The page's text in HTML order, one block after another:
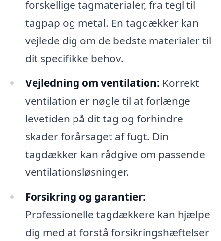
forskellige tagmaterialer, fra tegl til
tagpap og metal. En tagdækker kan
vejlede dig om de bedste materialer til
dit specifikke behov.
Vejledning om ventilation: Korrekt
ventilation er nøgle til at forlænge
levetiden på dit tag og forhindre
skader forårsaget af fugt. Din
tagdækker kan rådgive om passende
ventilationsløsninger.
Forsikring og garantier:
Professionelle tagdækkere kan hjælpe
dig med at forstå forsikringshæftelser